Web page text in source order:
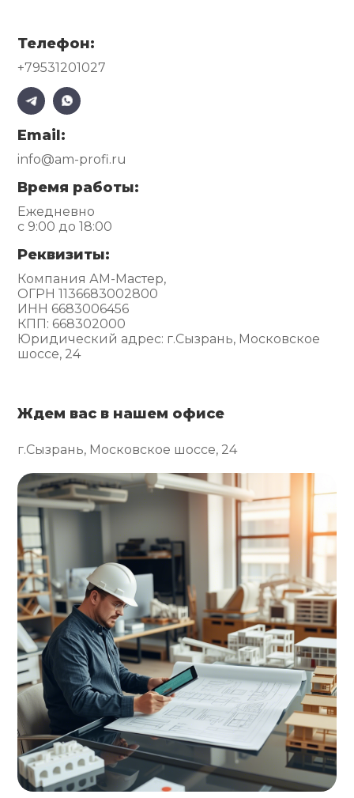
Телефон:
+79531201027
Email:
info@am-profi.ru
Время работы:
Ежедневно
с 9:00 до 18:00
Реквизиты:
Компания АМ-Мастер,
ОГРН 1136683002800
ИНН 6683006456
КПП: 668302000
Юридический адрес: г.Сызрань, Московское
шоссе, 24
Ждем вас в нашем офисе
г.Сызрань, Московское шоссе, 24